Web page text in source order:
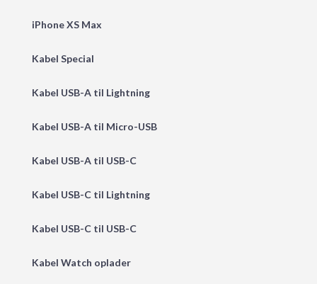
iPhone XS Max
Kabel Special
Kabel USB-A til Lightning
Kabel USB-A til Micro-USB
Kabel USB-A til USB-C
Kabel USB-C til Lightning
Kabel USB-C til USB-C
Kabel Watch oplader